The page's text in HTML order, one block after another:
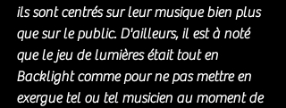
ils sont centrés sur leur musique bien plus
que sur le public. D'ailleurs, il est à noté
que le jeu de lumières était tout en
Backlight comme pour ne pas mettre en
exergue tel ou tel musicien au moment de